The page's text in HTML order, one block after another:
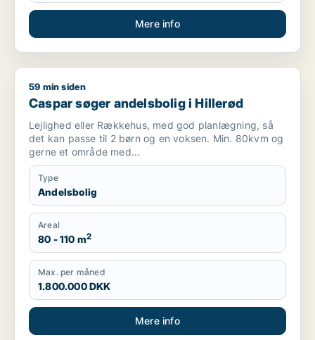
Mere info
Caspar søger andelsbolig i Hillerød
59 min siden
Caspar søger andelsbolig i Hillerød
Lejlighed eller Rækkehus, med god planlægning, så
det kan passe til 2 børn og en voksen. Min. 80kvm og
gerne et område med...
Type
Andelsbolig
Areal
80 - 110 m2
Max. per måned
1.800.000 DKK
Mere info